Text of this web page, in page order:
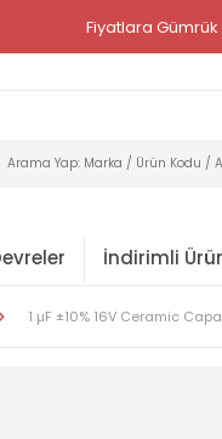
Fiyatlara Gümrük
İndirimli
1 µF ±10% 16V Ceramic